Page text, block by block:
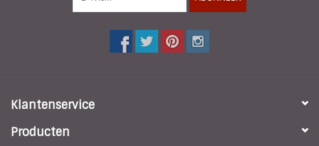
Klantenservice
Producten